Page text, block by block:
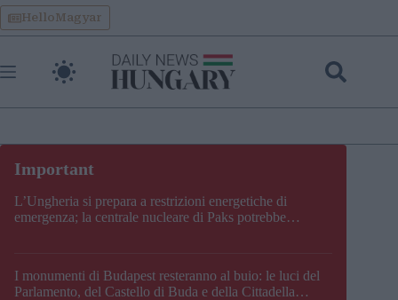
Skip
to
content
HelloMagyar
L’Ungheria si prepara a restrizioni energetiche di
emergenza; la centrale nucleare di Paks potrebbe
I monumenti di Budapest resteranno al buio: le luci del
Parlamento, del Castello di Buda e della Cittadella